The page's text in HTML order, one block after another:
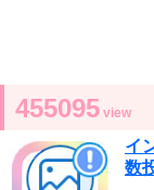
455095 view
イ
数